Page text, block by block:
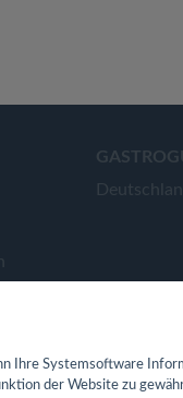
Ihre Systemsoftware
der Website zu